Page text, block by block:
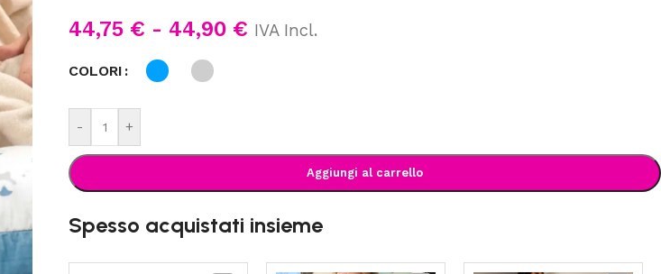
44,75 € - 44,90 € IVA Incl.
COLORI
- +
Aggiungi al carrello
Spesso acquistati insieme